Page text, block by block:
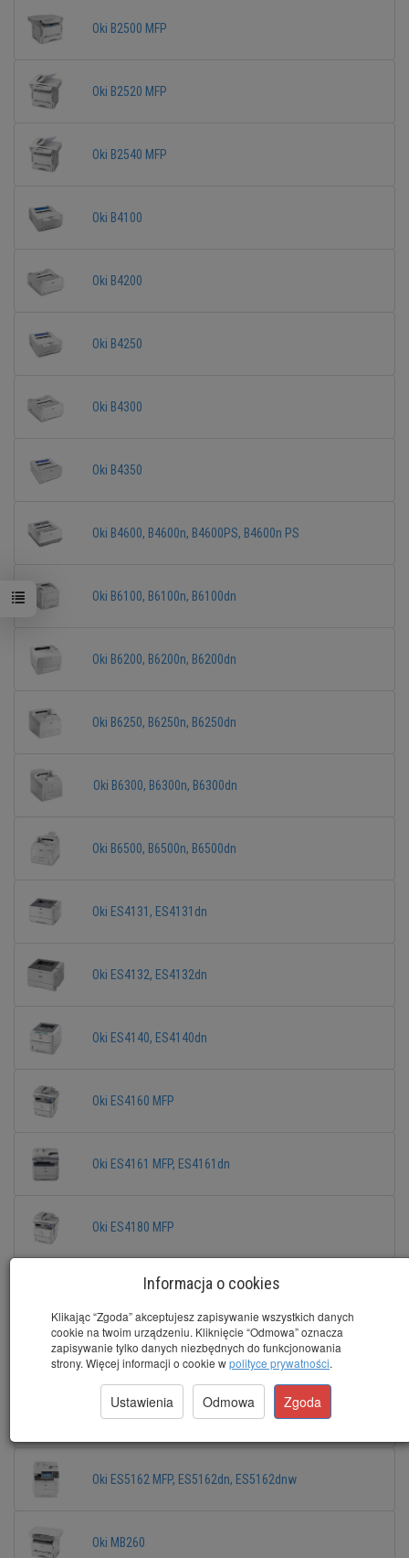
Oki B2500 MFP
Oki B2520 MFP
Oki B2540 MFP
Oki B4100
Oki B4200
Oki B4250
Oki B4300
Oki B4350
Oki B4600, B4600n, B4600PS, B4600n PS
Oki B6100, B6100n, B6100dn
Oki B6200, B6200n, B6200dn
Oki B6250, B6250n, B6250dn
Oki B6300, B6300n, B6300dn
Oki B6500, B6500n, B6500dn
Oki ES4131, ES4131dn
Oki ES4132, ES4132dn
Oki ES4140, ES4140dn
Oki ES4160 MFP
Oki ES4161 MFP, ES4161dn
Oki ES4180 MFP
Oki ES4191 MFP, ES4191dn
Oki ES4192 MFP, ES4192dn
Oki ES5112, ES5112dn
Oki ES5162 MFP, ES5162dn, ES5162dnw
Oki MB260
Informacja o cookies
Klikając “Zgoda” akceptujesz zapisywanie wszystkich danych
cookie na twoim urządzeniu. Kliknięcie “Odmowa” oznacza
zapisywanie tylko danych niezbędnych do funkcjonowania
strony. Więcej informacji o cookie wpolityce prywatności.
Ustawienia Odmowa Zgoda